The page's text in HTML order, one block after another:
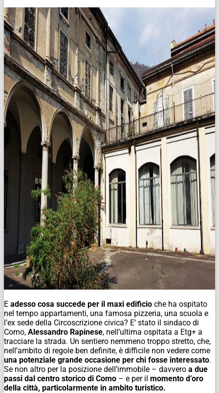
E adesso cosa succede per il maxi edificio che ha ospitato
nel tempo appartamenti, una famosa pizzeria, una scuola e
l’ex sede della Circoscrizione civica? E’ stato il sindaco di
Como, Alessandro Rapinese, nell’ultima ospitata a Etg+ a
tracciare la strada. Un sentiero nemmeno troppo stretto, che,
nell’ambito di regole ben definite, è difficile non vedere come
una potenziale grande occasione per chi fosse interessato.
Se non altro per la posizione dell’immobile – davvero a due
passi dal centro storico di Como – e per il momento d’oro
della città, particolarmente in ambito turistico.